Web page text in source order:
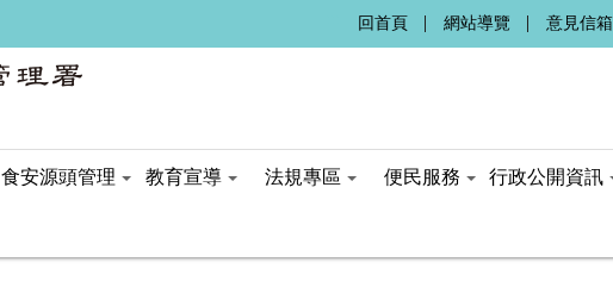
回首頁 網站導覽 意見信箱
食安源頭管理 教育宣導 法規專區 便民服務 行政公開資訊